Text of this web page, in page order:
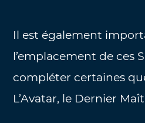
Il est également
l’emplacement de ces
compléter certaines
L’Avatar, le Dernier